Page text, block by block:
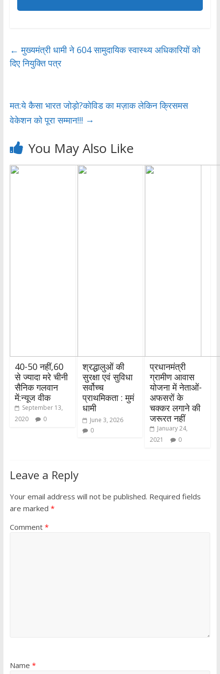
e
o
o
ittat
A
ar
← मुख्यमंत्री धामी ने 604 सामुदायिक स्वास्थ्य अधिकारियों को
दिए नियुक्ति पत्र
मत:ये कैसा भारत जोड़ो?कोविड का मज़ाक लेकिन क्रिसमस
वेकेशन को पूरा सम्मान!!! →
You May Also Like
40-50 नहीं,60
से ज्यादा मरे चीनी
सैनिक गलवान
में:न्यूज वीक
September 13,
2020
0
श्रद्धालुओं की
सुरक्षा एवं सुविधा
सर्वोच्च
प्राथमिकता : मुमं
धामी
June 3, 2026
0
प्रधानमंत्री
ग्रामीण आवास
योजना में नेताओं-
अफसरों के
चक्कर लगाने की
जरूरत नहीं
January 24,
2021
0
Leave a Reply
Your email address will not be published. Required fields
are marked *
Comment *
Name *